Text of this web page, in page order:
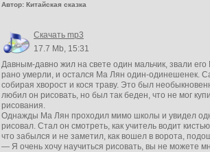
Автор: Китайская сказка
Скачать mp3
17.7 Mb, 15:31
Давным-давно жил на свете один мальчик, звали
рано умерли, и остался Ма Лян один-одинешенек.
собирая хворост и кося траву. Это был
любил он рисовать, но был так беден, что не мог
рисования.
Однажды Ма Лян проходил мимо школы и увидел
рисовал. Стал он смотреть, как учитель водит
что забылся и не заметил, как вошел в ворота,
— Я очень хочу научиться рисовать, вы не можете